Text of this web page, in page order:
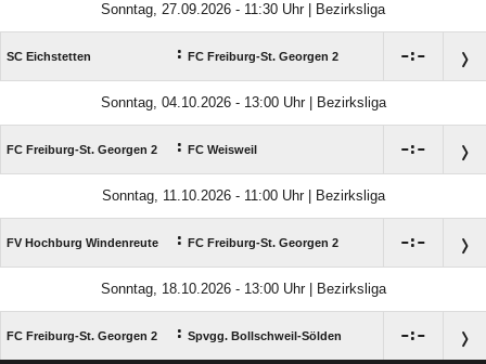
Sonntag, 27.09.2026 - 11:30 Uhr | Bezirksliga
SC Eichstetten : FC Freiburg-St. Georgen 2 :
Sonntag, 04.10.2026 - 13:00 Uhr | Bezirksliga
FC Freiburg-St. Georgen 2 : FC Weisweil :
Sonntag, 11.10.2026 - 11:00 Uhr | Bezirksliga
FV Hochburg Windenreute : FC Freiburg-St. Georgen 2 :
Sonntag, 18.10.2026 - 13:00 Uhr | Bezirksliga
FC Freiburg-St. Georgen 2 : Spvgg. Bollschweil-Sölden :